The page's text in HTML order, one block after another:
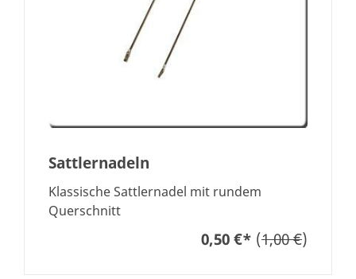
Sattlernadeln
Klassische Sattlernadel mit rundem
Querschnitt
0,50 €* (1,00 €)